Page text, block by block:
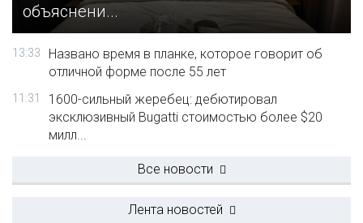
объяснени...
13:33
Названо время в планке, которое говорит об
отличной форме после 55 лет
11:31
1600-сильный жеребец: дебютировал
эксклюзивный Bugatti стоимостью более $20
милл...
Все новости
Лента новостей